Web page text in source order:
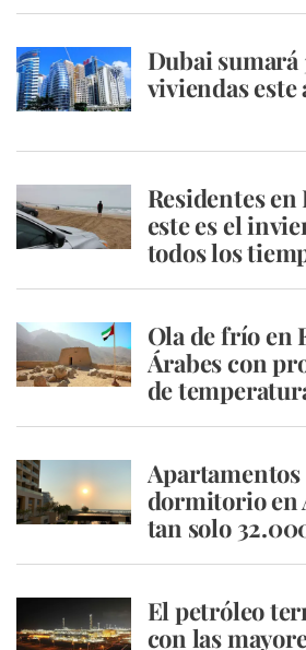
Dubai
viviendas este
Residentes
este es el
todos los
Ola de frío en
Árabes con
de
Apartamentos
dormitorio en
tan solo
El petróleo
con las